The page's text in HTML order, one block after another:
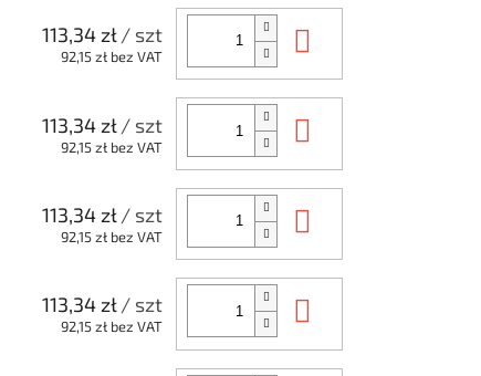
113,34 zł/ szt
92,15 zł bez VAT
113,34 zł/ szt
92,15 zł bez VAT
113,34 zł/ szt
92,15 zł bez VAT
113,34 zł/ szt
92,15 zł bez VAT